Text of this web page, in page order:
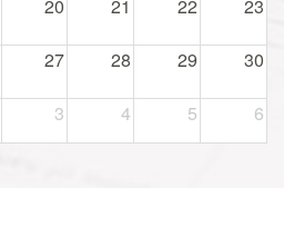
20 21 22 23
27 28 29 30
3 4 5 6